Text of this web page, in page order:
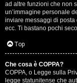
A
ad altre funzioni che non
un’immagine personale
inviare messaggi di posta
ecc. Ti bastano pochi
Top
Che cosa è COPPA?
COPPA, o Legge sulla
legge statunitense che
T
o